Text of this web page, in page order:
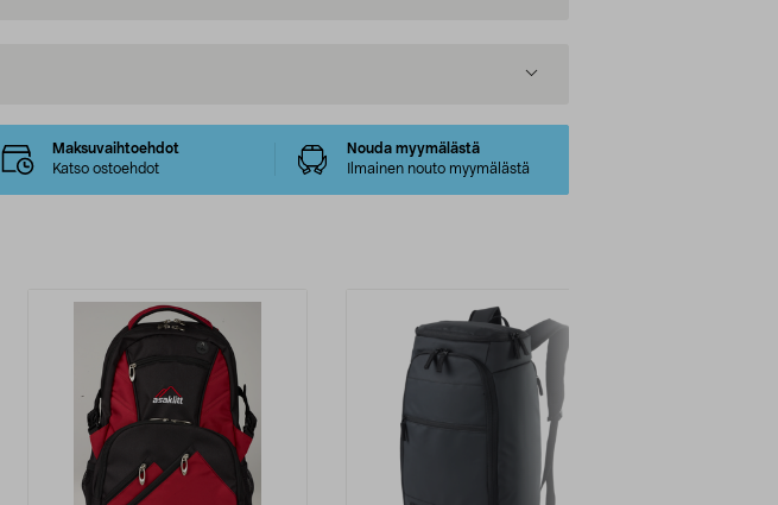
Maksuvaihtoehdot
Katso ostoehdot
Nouda myymälästä
Ilmainen nouto myymälästä